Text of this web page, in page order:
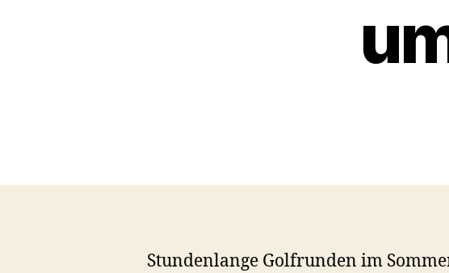
Stundenlange Golfrunden im